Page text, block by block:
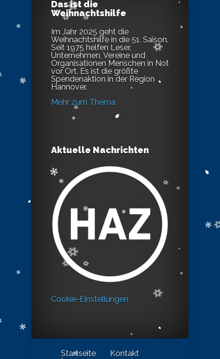
Das ist die
Weihnachtshilfe
Im Jahr 2025 geht die
Weihnachtshilfe in die 51. Saison.
Seit 1975 helfen Leser,
Unternehmen, Vereine und
Organisationen Menschen in Not
vor Ort. Es ist die größte
Spendenaktion in der Region
Hannover.
Mehr zum Thema
Aktuelle Nachrichten
Cookie-Einstellungen
Startseite
Kontakt